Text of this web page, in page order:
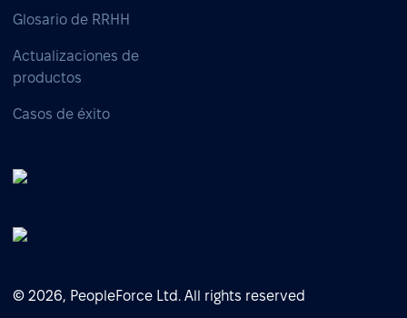
Glosario de RRHH
Actualizaciones de
productos
Casos de éxito
© 2026, PeopleForce Ltd. All rights reserved